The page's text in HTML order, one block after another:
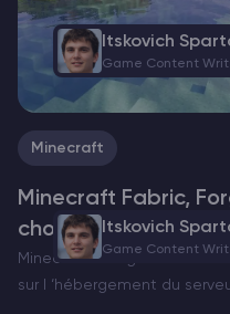
Minecraft
Minecraft Fabric,
choisir ?
Minecraft Chargeurs de
sur l ‘hébergement du
Itskovich
Game Content
Itskovich
Game Content